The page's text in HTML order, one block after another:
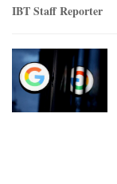
IBT Staff Reporter